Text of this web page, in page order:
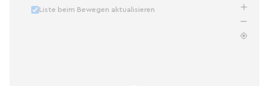
Liste beim Bewegen aktualisieren